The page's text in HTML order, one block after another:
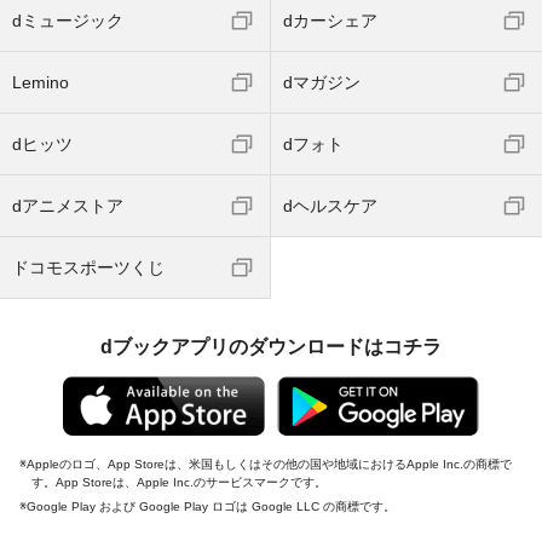
dミュージック dカーシェア
Lemino dマガジン
dヒッツ dフォト
dアニメストア dヘルスケア
ドコモスポーツくじ
dブックアプリのダウンロードはコチラ
Appleのロゴ、App Storeは、米国もしくはその他の国や地域におけるApple Inc.の商標で
す。App Storeは、Apple Inc.のサービスマークです。
Google Play および Google Play ロゴは Google LLC の商標です。